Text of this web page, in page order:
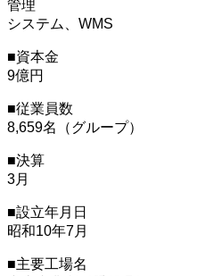
管理
システム、WMS
■資本金
9億円
■従業員数
8,659名（グループ）
■決算
3月
■設立年月日
昭和10年7月
■主要工場名